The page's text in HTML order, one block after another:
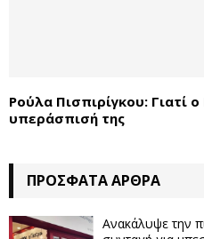
Ρούλα Πισπιρίγκου: Γιατί
υπεράσπισή της
ΠΡΌΣΦΑΤΑ ΆΡΘΡΑ
Ανακάλυψε την